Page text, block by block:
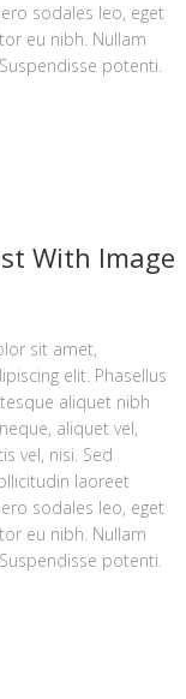
sodales leo, eget
eu nibh. Nullam
potenti.
With Image
sit amet,
elit. Phasellus
aliquet nibh
aliquet vel,
vel, nisi. Sed
laoreet
sodales leo, eget
eu nibh. Nullam
potenti.